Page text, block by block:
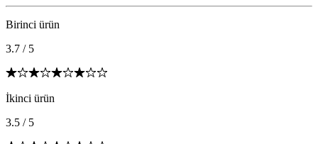
Birinci ürün
3.7 / 5
İkinci ürün
3.5 / 5